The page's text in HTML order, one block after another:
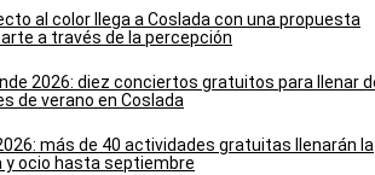
al color llega a Coslada con una propuesta
a través de la percepción
2026: diez conciertos gratuitos para llenar
de verano en Coslada
más de 40 actividades gratuitas llenarán la
y ocio hasta septiembre